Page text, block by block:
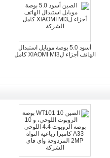
أسود 5.0 بوصة موبايل استبدال
الهاتف أجزاء لXIAOMI MI3 كامل